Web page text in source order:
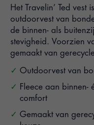
Het Travelin’ Ted vest
outdoorvest van
de binnen- als
stevigheid. Voorzien
gemaakt van
Outdoorvest van
Fleece aan binnen-
comfort
Gemaakt van